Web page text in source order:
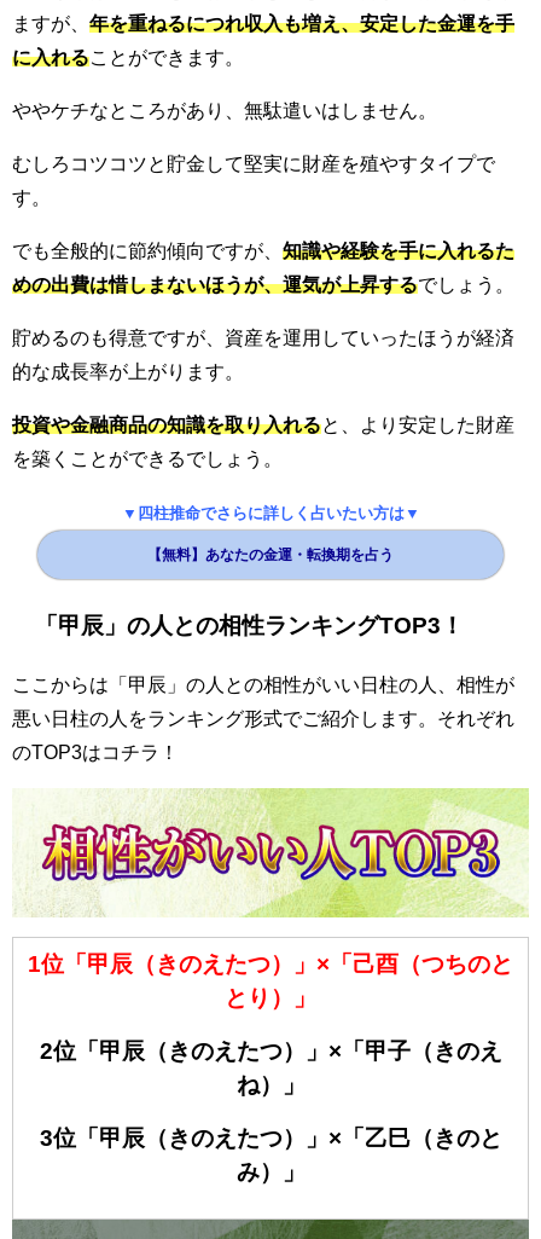
ますが、 年を重ねるにつれ収入も増え、安定した金運を手
に入れる ことができます。
ややケチなところがあり、無駄遣いはしません。
むしろコツコツと貯金して堅実に財産を殖やすタイプで
す。
でも全般的に節約傾向ですが、 知識や経験を手に入れるた
めの出費は惜しまないほうが、運気が上昇するでしょう。
貯めるのも得意ですが、資産を運用していったほうが経済
的な成長率が上がります。
投資や金融商品の知識を取り入れると、より安定した財産
を築くことができるでしょう。
▼四柱推命でさらに詳しく占いたい方は▼
【無料】あなたの金運・転換期を占う
「甲辰」の人との相性ランキングTOP3！
ここからは「甲辰」の人との相性がいい日柱の人、相性が
悪い日柱の人をランキング形式でご紹介します。それぞれ
のTOP3はコチラ！
1位「甲辰（きのえたつ）」×「己酉（つちのと
とり）」
2位「甲辰（きのえたつ）」×「甲子（きのえ
ね）」
3位「甲辰（きのえたつ）」×「乙巳（きのと
み）」